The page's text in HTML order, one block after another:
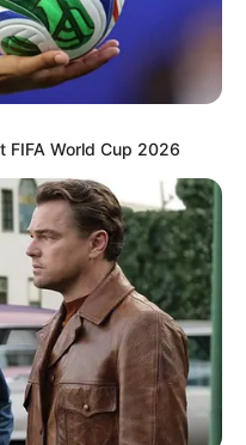
FIFA World Cup 2026